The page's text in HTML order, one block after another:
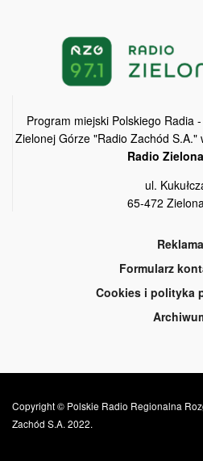
Program miejski Polskiego Radia
Zielonej Górze "Radio Zachód
Radio
ul.
65-472
Reklama
Formularz
Cookies i polityka
Copyright © Polskie Radio Regionalna
Zachód S.A. 2022.